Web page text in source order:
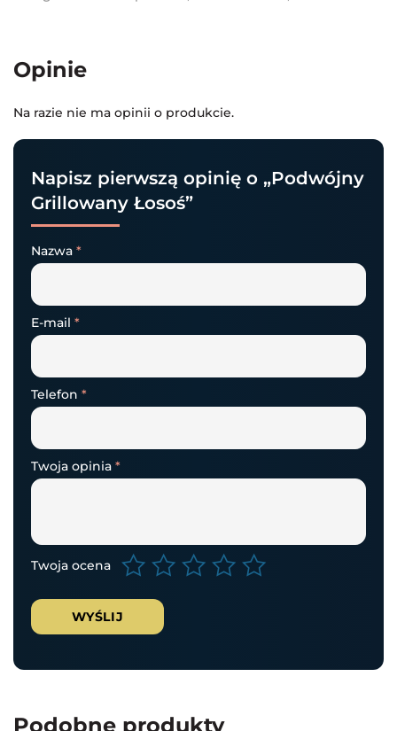
Opinie
Na razie nie ma opinii o produkcie.
Napisz pierwszą opinię o „Podwójny
Grillowany Łosoś”
Nazwa *
E-mail *
Telefon *
Twoja ocena
Twoja opinia *
Podobne produkty